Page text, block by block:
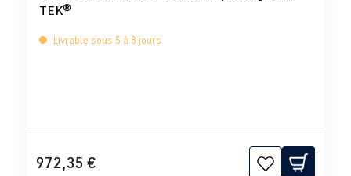
TEK®
Livrable sous 5 à 8 jours
972,35 €